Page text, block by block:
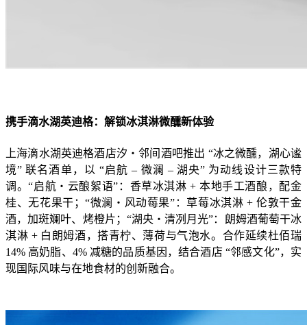
携手滴水湖英迪格：解锁冰淇淋微醺新体验
上海滴水湖英迪格酒店汐・邻间酒吧推出 “冰之微醺，湖心谧
境” 联名酒单，以 “启航 – 微澜 – 湖央” 为动线设计三款特
调。“启航・云酿絮语”：香草冰淇淋 + 本地手工酒酿，配金
桂、无花果干；“微澜・风动莓果”：草莓冰淇淋 + 伦敦干金
酒，加斑斓叶、烤橙片；“湖央・清冽月光”：朗姆酒葡萄干冰
淇淋 + 白朗姆酒，搭青柠、薄荷与气泡水。合作延续杜佰瑞
14% 高奶脂、4% 减糖的品质基因，结合酒店 “邻感文化”，实
现国际风味与在地食材的创新融合。